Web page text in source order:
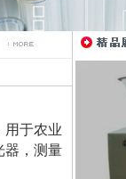
用于农业
器，测量